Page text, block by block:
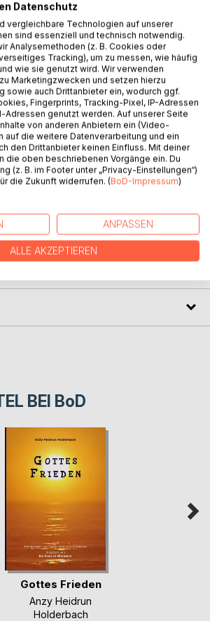
und begnadeter
auf dem Weg ganz nach oben,
Frau Bianca und ihren drei
dem viele nur träumen.
im Filmgeschäft bemerkt der
eine wachsende innere
er sich mit dem obdachlosen Bob in
an, was nach und nach zu
BEI BoD
Gottes Frieden
Anzy Heidrun
Holderbach
Datenschutz
vergleichbare Technologien auf unserer
sind essenziell und technisch notwendig.
Analysemethoden (z. B. Cookies oder
Tracking), um zu messen, wie häufig
wie sie genutzt wird. Wir verwenden
Marketingzwecken und setzen hierzu
sowie auch Drittanbieter ein, wodurch ggf.
Fingerprints, Tracking-Pixel, IP-Adressen
Adressen genutzt werden. Auf unserer Seite
von anderen Anbietern ein (Video-
auf die weitere Datenverarbeitung und ein
den Drittanbieter keinen Einfluss. Mit deiner
die oben beschriebenen Vorgänge ein. Du
(z. B. im Footer unter „Privacy-Einstellungen“)
die Zukunft widerrufen. (BoD-Impressum)
ANPASSEN
ALLE AKZEPTIEREN